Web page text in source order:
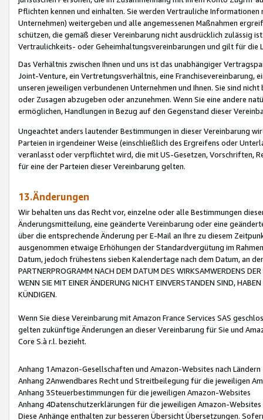
Pflichten kennen und einhalten. Sie werden Vertrauliche
Unternehmen) weitergeben und alle angemessenen Maßnahmen
schützen, die gemäß dieser Vereinbarung nicht ausdrücklich zulässig
Vertraulichkeits- oder Geheimhaltungsvereinbarungen und gilt für die
Das Verhältnis zwischen Ihnen und uns ist das unabhängiger
Joint-Venture, ein Vertretungsverhältnis, eine Franchisevereinbarung,
unseren jeweiligen verbundenen Unternehmen und Ihnen. Sie sind
oder Zusagen abzugeben oder anzunehmen. Wenn Sie eine andere
ermöglichen, Handlungen in Bezug auf den Gegenstand dieser
Ungeachtet anders lautender Bestimmungen in dieser Vereinbarung
Parteien in irgendeiner Weise (einschließlich des Ergreifens oder
veranlasst oder verpflichtet wird, die mit US-Gesetzen, Vorschriften,
für eine der Parteien dieser Vereinbarung gelten.
13.Änderungen
Wir behalten uns das Recht vor, einzelne oder alle Bestimmungen
Änderungsmitteilung, eine geänderte Vereinbarung oder eine
über die entsprechende Änderung per E-Mail an Ihre zu diesem
ausgenommen etwaige Erhöhungen der Standardvergütung im
Datum, jedoch frühestens sieben Kalendertage nach dem Datum, an
PARTNERPROGRAMM NACH DEM DATUM DES WIRKSAMWERDENS
WENN SIE MIT EINER ÄNDERUNG NICHT EINVERSTANDEN SIND,
KÜNDIGEN.
Wenn Sie diese Vereinbarung mit Amazon France Services SAS
gelten zukünftige Änderungen an dieser Vereinbarung für Sie und
Core S.à r.l. bezieht.
Anhang 1Amazon-Gesellschaften und Amazon-Websites nach Ländern
Anhang 2Anwendbares Recht und Streitbeilegung für die jeweiligen
Anhang 3Steuerbestimmungen für die jeweiligen Amazon-Websites
Anhang 4Datenschutzerklärungen für die jeweiligen Amazon-Websites
Diese Anhänge enthalten zur besseren Übersicht Übersetzungen.